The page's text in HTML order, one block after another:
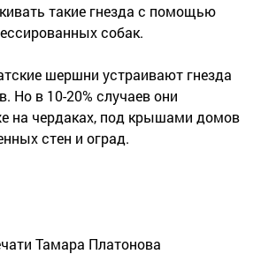
такие гнезда с помощью
собак.
шершни устраивают гнезда
Но в 10-20% случаев они
на чердаках, под крышами домов
стен и оград.
Тамара Платонова